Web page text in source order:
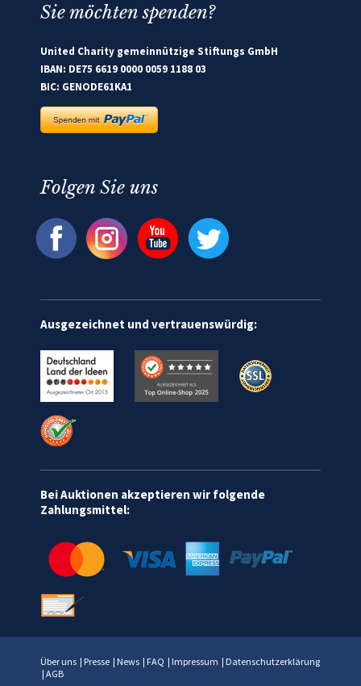
Sie möchten spenden?
United Charity gemeinnützige Stiftungs GmbH
IBAN: DE75 6619 0000 0059 1188 03
BIC: GENODE61KA1
Folgen Sie uns
Ausgezeichnet und vertrauenswürdig:
Bei Auktionen akzeptieren wir folgende
Zahlungsmittel:
Über uns | Presse | News | FAQ | Impressum | Datenschutzerklärung
| AGB